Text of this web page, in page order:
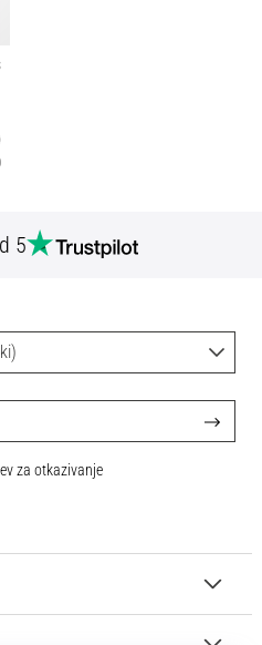
5
za otkazivanje